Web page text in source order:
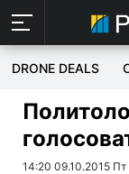
DRONE DEALS
14:20 09.10.2015 Пт